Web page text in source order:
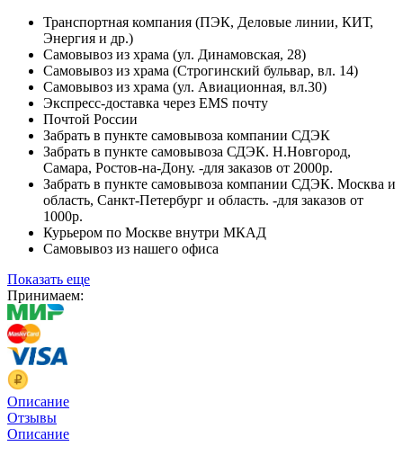
Транспортная компания (ПЭК, Деловые линии, КИТ,
Энергия и др.)
Самовывоз из храма (ул. Динамовская, 28)
Самовывоз из храма (Строгинский бульвар, вл. 14)
Самовывоз из храма (ул. Авиационная, вл.30)
Экспресс-доставка через EMS почту
Почтой России
Забрать в пункте самовывоза компании СДЭК
Забрать в пункте самовывоза СДЭК. Н.Новгород,
Самара, Ростов-на-Дону. -для заказов от 2000р.
Забрать в пункте самовывоза компании СДЭК. Москва и
область, Санкт-Петербург и область. -для заказов от
1000р.
Курьером по Москве внутри МКАД
Самовывоз из нашего офиса
Показать еще
Принимаем:
Описание
Отзывы
Описание